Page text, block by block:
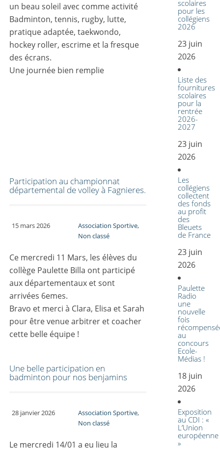
un beau soleil avec comme activité
Badminton, tennis, rugby, lutte,
pratique adaptée, taekwondo,
hockey roller, escrime et la fresque
des écrans.
Une journée bien remplie
Participation au championnat
départemental de volley à Fagnieres.
15 mars 2026 Association Sportive,
Non classé
Ce mercredi 11 Mars, les élèves du
collège Paulette Billa ont participé
aux départementaux et sont
arrivées 6emes.
Bravo et merci à Clara, Elisa et Sarah
pour être venue arbitrer et coacher
cette belle équipe !
Une belle participation en
badminton pour nos benjamins
28 janvier 2026 Association Sportive,
Non classé
Le mercredi 14/01 a eu lieu la
scolaires
pour les
collégiens
2026
23 juin
2026
Liste des
fournitures
scolaires
pour la
rentrée
2026-
2027
23 juin
2026
Les
collégiens
collectent
des fonds
au profit
des
Bleuets
de France
23 juin
2026
Paulette
Radio
une
nouvelle
fois
au
concours
Ecole-
Médias !
18 juin
2026
Exposition
au CDI : «
L’Union
européenne
»